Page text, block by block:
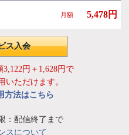
月額 5,478円
ス入会
3,122円＋1,628円で
いただけます。
方法はこちら
：配信終了まで
スについて